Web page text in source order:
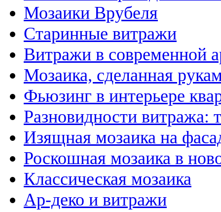
Мозаики Врубеля
Старинные витражи
Витражи в современной
Мозаика, сделанная
Фьюзинг в интерьере
Разновидности витража:
Изящная мозаика на
Роскошная мозаика в
Классическая мозаика
Ар-деко и витражи